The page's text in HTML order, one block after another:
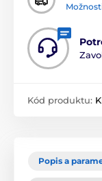
Kód produktu:
Popis a